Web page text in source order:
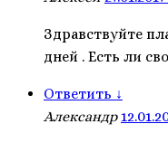
Здравствуйте
дней . Есть ли
Ответить ↓
Александр